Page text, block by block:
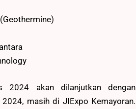
2024 akan dilanjutkan dengan
masih di JIExpo Kemayoran.